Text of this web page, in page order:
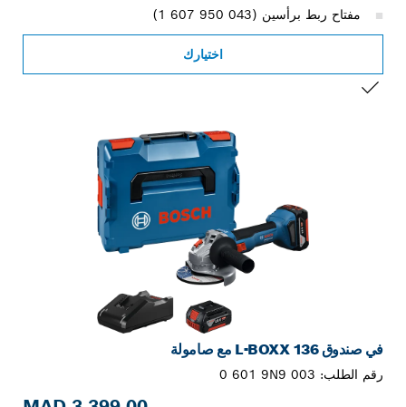
مفتاح ربط برأسين (‎1 607 950 043)
اختيارك
في صندوق L-BOXX 136 مع صامولة
رقم الطلب:0 601 9N9 003